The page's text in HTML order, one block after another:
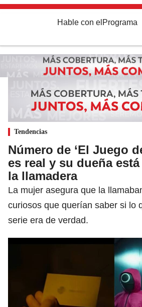
Hable con el Programa
Tendencias
Número de ‘El Juego
es real y su dueña
la llamadera
La mujer asegura que la
curiosos que querían saber si lo
serie era de verdad.